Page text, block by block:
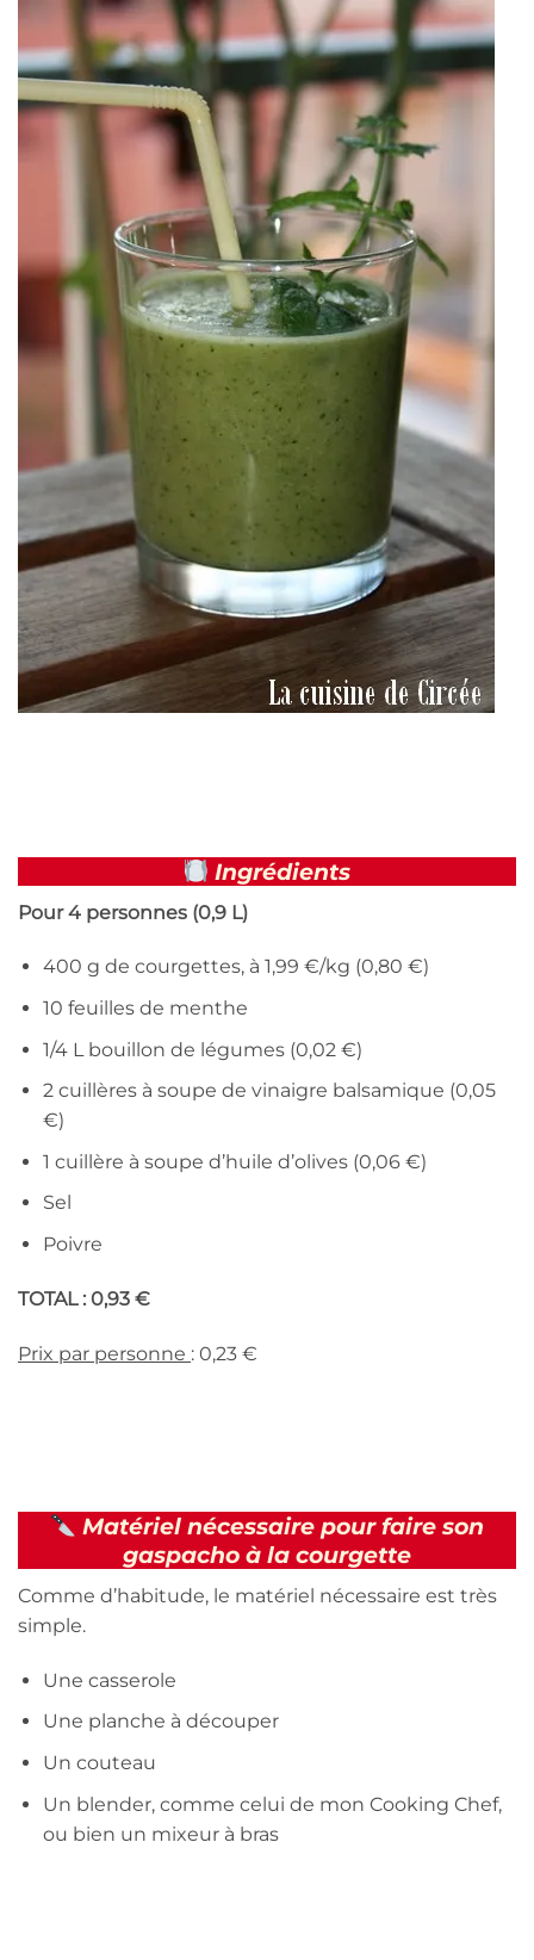
Ingrédients
Pour 4 personnes (0,9 L)
400 g de courgettes, à 1,99 €/kg (0,80 €)
10 feuilles de menthe
1/4 L bouillon de légumes (0,02 €)
2 cuillères à soupe de vinaigre balsamique (0,05
€)
1 cuillère à soupe d’huile d’olives (0,06 €)
Sel
Poivre
TOTAL : 0,93 €
Prix par personne : 0,23 €
Matériel nécessaire pour faire son
gaspacho à la courgette
Comme d’habitude, le matériel nécessaire est très
simple.
Une casserole
Une planche à découper
Un couteau
Un blender, comme celui de mon Cooking Chef,
ou bien un mixeur à bras